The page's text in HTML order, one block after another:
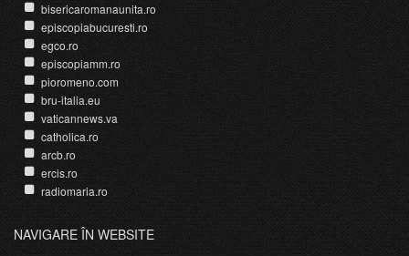
bisericaromanaunita.ro
episcopiabucuresti.ro
egco.ro
episcopiamm.ro
pioromeno.com
bru-italia.eu
vaticannews.va
catholica.ro
arcb.ro
ercis.ro
radiomaria.ro
NAVIGARE ÎN WEBSITE